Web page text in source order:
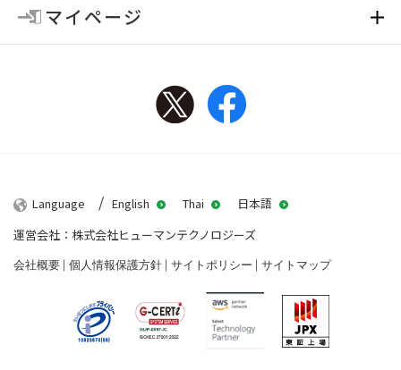
マイページ
TwitterFacebook
会社概要 個人情報保護方針 サイトポリシー サイトマップ
Language English Thai
日本語
運営会社：株式会社ヒューマンテクノロジーズ